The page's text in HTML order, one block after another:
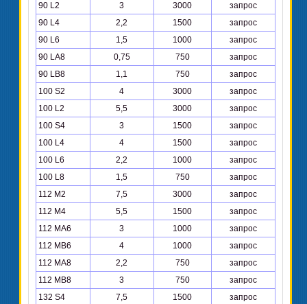
90 L2
3 3000
запрос
90 L4
2,2 1500
запрос
90 L6
1,5 1000
запрос
90 LА8
0,75 750
запрос
90 LВ8
1,1 750
запрос
100 S2
4 3000
запрос
100 L2
5,5 3000
запрос
100 S4
3 1500
запрос
100 L4
4 1500
запрос
100 L6
2,2 1000
запрос
100 L8
1,5 750
запрос
112 М2
7,5 3000
запрос
112 М4
5,5 1500
запрос
112 МА6
3 1000
запрос
112 МВ6
4 1000
запрос
112 МА8
2,2 750
запрос
112 МВ8
3 750
запрос
132 S4
7,5 1500
запрос